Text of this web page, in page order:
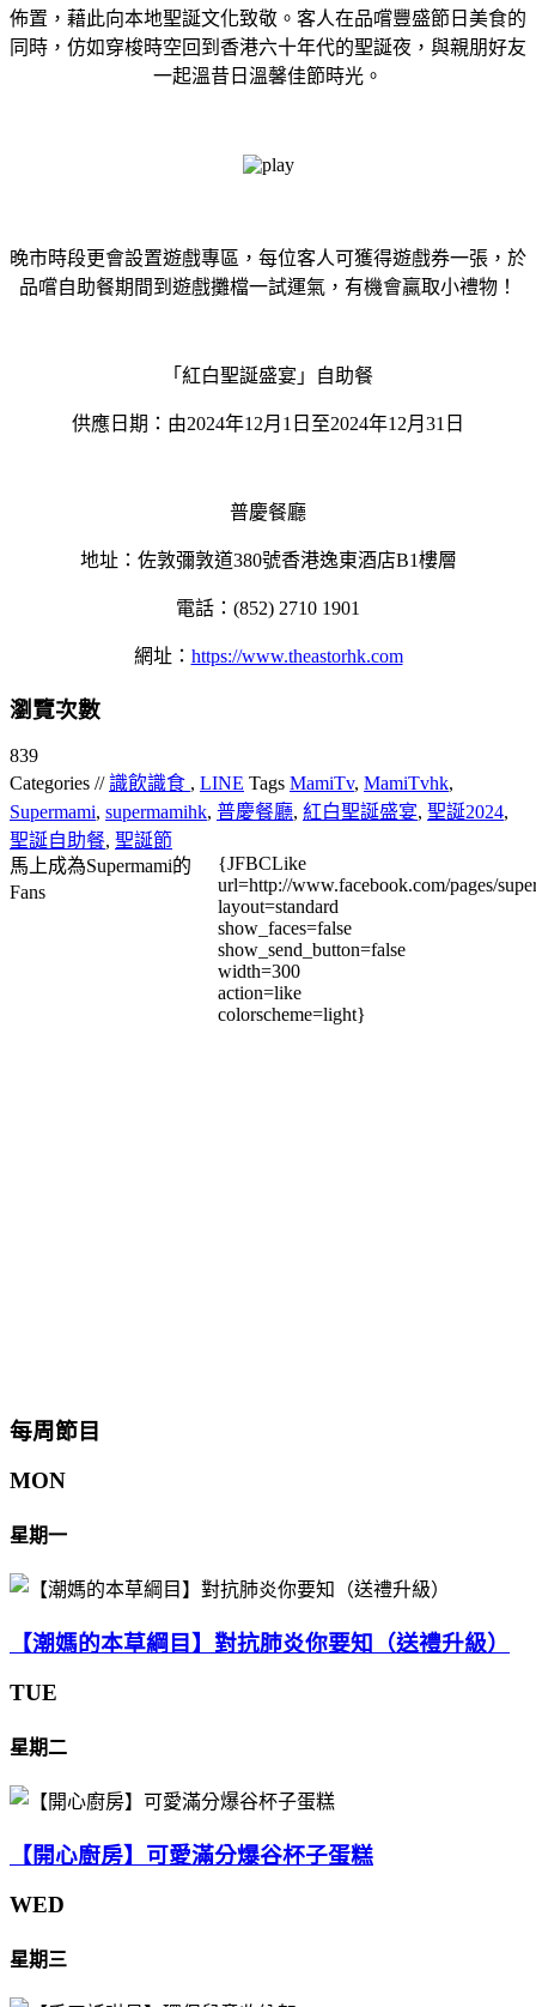
佈置，藉此向本地聖誕⽂化致敬。客⼈在品嚐豐盛節⽇美食的
同時，仿如穿梭時空回到香港六⼗年代的聖誕夜，與親朋好友
⼀起溫昔⽇溫馨佳節時光。
晚市時段更會設置遊戲專區，每位客⼈可獲得遊戲券⼀張，於
品嚐⾃助餐期間到遊戲攤檔⼀試運氣，有機會贏取⼩禮物！
「紅⽩聖誕盛宴」⾃助餐
供應⽇期：由2024年12⽉1⽇⾄2024年12⽉31⽇
普慶餐廳
地址：佐敦彌敦道380號香港逸東酒店B1樓層
電話：(852) 2710 1901
網址： https://www.theastorhk.com
瀏覽次數
839
Categories //識飲識食 , LINE Tags MamiTv, MamiTvhk,
Supermami, supermamihk, 普慶餐廳, 紅⽩聖誕盛宴, 聖誕2024,
聖誕⾃助餐, 聖誕節
馬上成為Supermami的
Fans
{JFBCLike
url=http://www.facebook.com/pages/
layout=standard
show_faces=false
show_send_button=false
width=300
action=like
colorscheme=light}
每周節目
MON
星期一
【潮媽的本草綱目】對抗肺炎你要知（送禮升級）
TUE
星期二
【開心廚房】可愛滿分爆谷杯子蛋糕
WED
星期三